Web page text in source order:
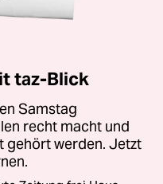
taz-Blick
Samstag
recht macht und
gehört werden. Jetzt